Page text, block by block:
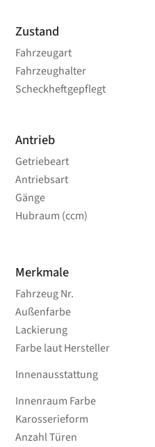
Zustand
Fahrzeugart
Fahrzeughalter
Scheckheftgepflegt
Antrieb
Getriebeart
Antriebsart
Gänge
Hubraum (ccm)
Merkmale
Fahrzeug Nr.
Außenfarbe
Lackierung
Farbe laut Hersteller
Innenausstattung
Innenraum Farbe
Karosserieform
Anzahl Türen